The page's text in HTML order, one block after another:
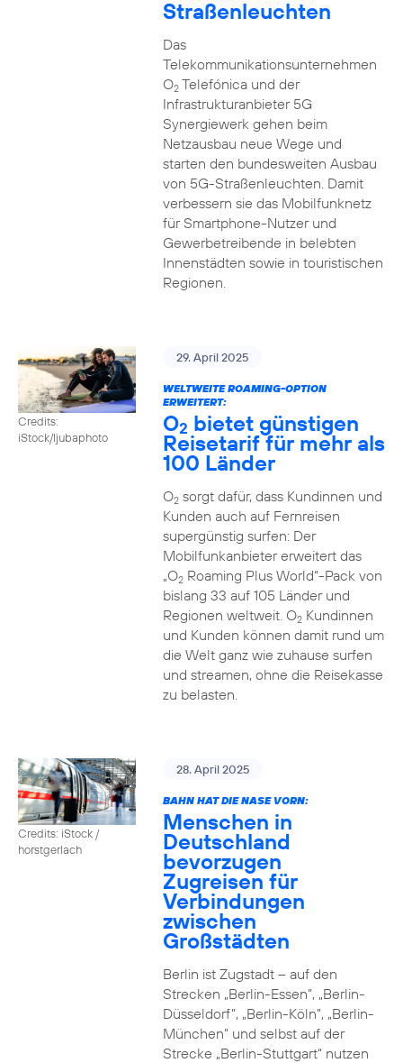
Straßenleuchten
Das
Telekommunikationsunternehmen
O2Telefónica und der
Infrastrukturanbieter 5G
Synergiewerk gehen beim
Netzausbau neue Wege und
starten den bundesweiten Ausbau
von 5G-Straßenleuchten. Damit
verbessern sie das Mobilfunknetz
für Smartphone-Nutzer und
Gewerbetreibende in belebten
Innenstädten sowie in touristischen
Regionen.
Credits:
iStock/ljubaphoto
29. April 2025
WELTWEITE ROAMING-OPTION
ERWEITERT:
O2 bietet günstigen
Reisetarif für mehr als
100 Länder
O2sorgt dafür, dass Kundinnen und
Kunden auch auf Fernreisen
supergünstig surfen: Der
Mobilfunkanbieter erweitert das
„O2Roaming Plus World“-Pack von
bislang 33 auf 105 Länder und
Regionen weltweit. O2Kundinnen
und Kunden können damit rund um
die Welt ganz wie zuhause surfen
und streamen, ohne die Reisekasse
zu belasten.
Credits: iStock /
horstgerlach
28. April 2025
BAHN HAT DIE NASE VORN:
Menschen in
Deutschland
bevorzugen
Zugreisen für
Verbindungen
zwischen
Großstädten
Berlin ist Zugstadt – auf den
Strecken „Berlin-Essen”, „Berlin-
Düsseldorf”, „Berlin-Köln”, „Berlin-
München” und selbst auf der
Strecke „Berlin-Stuttgart“ nutzen